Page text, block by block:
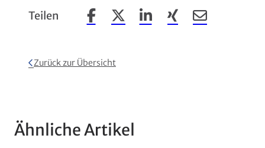
Teilen Beitrag auf Facebook teilen
Beitrag auf X teilen
Beitrag auf LinkedIn teilen
Beitrag auf Xing
Beitrag per
Zurück zur Übersicht
Ähnliche Artikel